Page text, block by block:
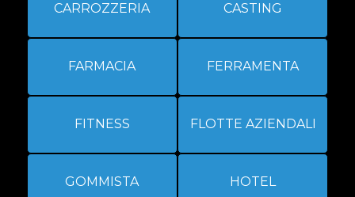
CARROZZERIA CASTING
FARMACIA FERRAMENTA
FITNESS FLOTTE AZIENDALI
GOMMISTA HOTEL